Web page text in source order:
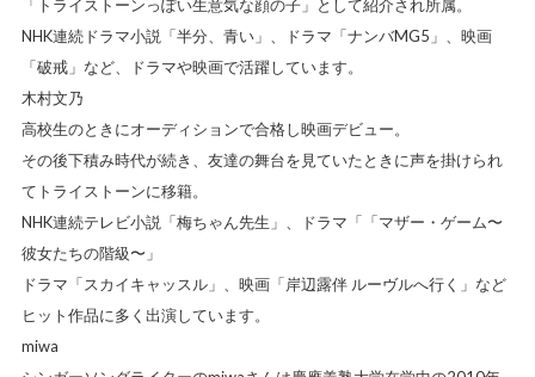
「トライストーンっぽい生意気な顔の子」として紹介され所属。
NHK連続ドラマ小説「半分、青い」、ドラマ「ナンバMG5」、映画
「破戒」など、ドラマや映画で活躍しています。
木村文乃
高校生のときにオーディションで合格し映画デビュー。
その後下積み時代が続き、友達の舞台を見ていたときに声を掛けられ
てトライストーンに移籍。
NHK連続テレビ小説「梅ちゃん先生」、ドラマ「「マザー・ゲーム〜
彼女たちの階級〜」
ドラマ「スカイキャッスル」、映画「岸辺露伴 ルーヴルへ行く」など
ヒット作品に多く出演しています。
miwa